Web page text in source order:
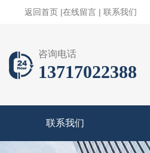
返回首页 |在线留言 | 联系我们
咨询电话
13717022388
联系我们